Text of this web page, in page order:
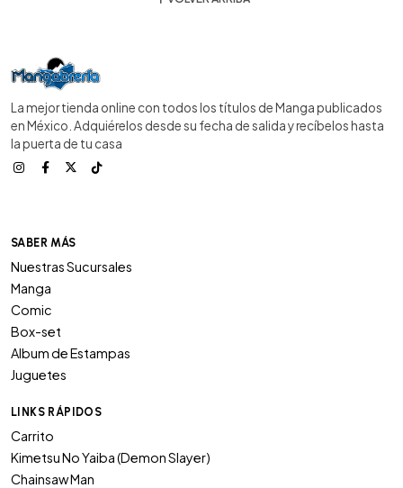
La mejor tienda online con todos los títulos de Manga publicados
en México. Adquiérelos desde su fecha de salida y recíbelos hasta
la puerta de tu casa
SABER MÁS
Nuestras Sucursales
Manga
Comic
Box-set
Album de Estampas
Juguetes
LINKS RÁPIDOS
Carrito
Kimetsu No Yaiba (Demon Slayer)
Chainsaw Man